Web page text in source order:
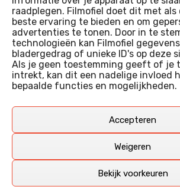
raadplegen. Filmofiel doet dit met als
beste ervaring te bieden en om
advertenties te tonen. Door in te
technologieën kan Filmofiel
bladergedrag of unieke ID's op deze
Als je geen toestemming geeft of je
intrekt, kan dit een nadelige invloed
bepaalde functies en mogelijkheden.
Accepteren
Weigeren
Bekijk voorkeuren
WIE IK BEN…?
Ik ben ooit begonnen met m’n recensies
films keek dat ik af en toe niet meer wist
niet gezien had. Ik ben een filmliefhebber,
erg lang in een videotheek gewerkt, en
Deze recensies zijn dan ook vooral vrij
aangevuld met een groeiende kennis over
kunst van het maken van film.